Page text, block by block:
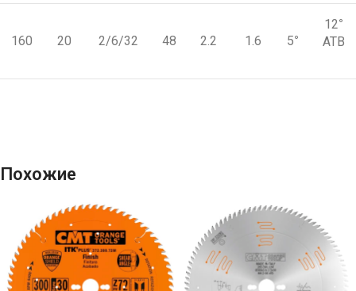
160 20 2/6/32 48 2.2 1.6 5°
12°
ATB
Похожие